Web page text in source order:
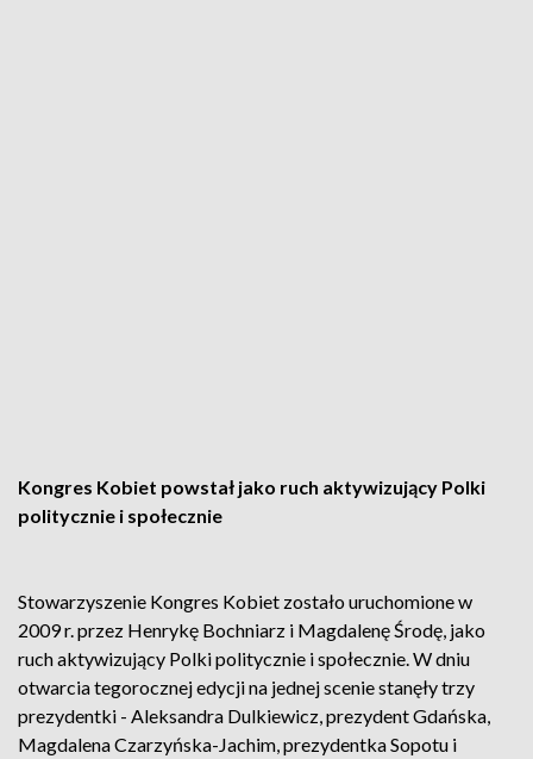
Kongres Kobiet powstał jako ruch aktywizujący Polki
politycznie i społecznie
Stowarzyszenie Kongres Kobiet zostało uruchomione w
2009 r. przez Henrykę Bochniarz i Magdalenę Środę, jako
ruch aktywizujący Polki politycznie i społecznie. W dniu
otwarcia tegorocznej edycji na jednej scenie stanęły trzy
prezydentki - Aleksandra Dulkiewicz, prezydent Gdańska,
Magdalena Czarzyńska-Jachim, prezydentka Sopotu i